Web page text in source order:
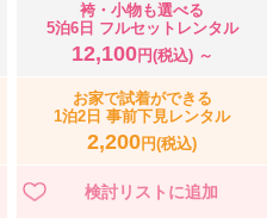
袴・小物も選べる
5泊6日 フルセットレンタル
12,100円(税込) ～
お家で試着ができる
1泊2日 事前下見レンタル
2,200円(税込)